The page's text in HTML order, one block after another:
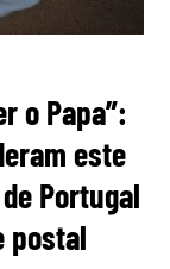
o Papa”:
este
Portugal
postal